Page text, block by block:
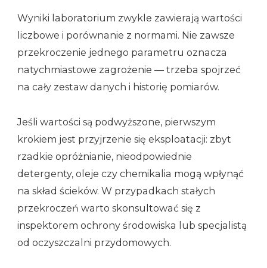
Wyniki laboratorium zwykle zawierają wartości
liczbowe i porównanie z normami. Nie zawsze
przekroczenie jednego parametru oznacza
natychmiastowe zagrożenie — trzeba spojrzeć
na cały zestaw danych i historię pomiarów.
Jeśli wartości są podwyższone, pierwszym
krokiem jest przyjrzenie się eksploatacji: zbyt
rzadkie opróżnianie, nieodpowiednie
detergenty, oleje czy chemikalia mogą wpłynąć
na skład ścieków. W przypadkach stałych
przekroczeń warto skonsultować się z
inspektorem ochrony środowiska lub specjalistą
od oczyszczalni przydomowych.